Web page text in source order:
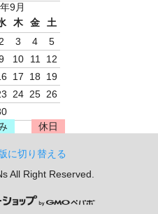
9月
木 金
土
2 3 4
5
10 11
12
17 18
19
24 25 26
休日
に切り替える
All Right Reserved.